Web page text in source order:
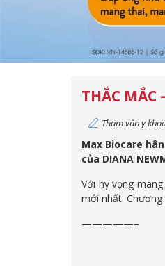
THẮC
Tham vấn y
Max Biocare
của DIANA
Với hy vọng
mới nhất.
—————–